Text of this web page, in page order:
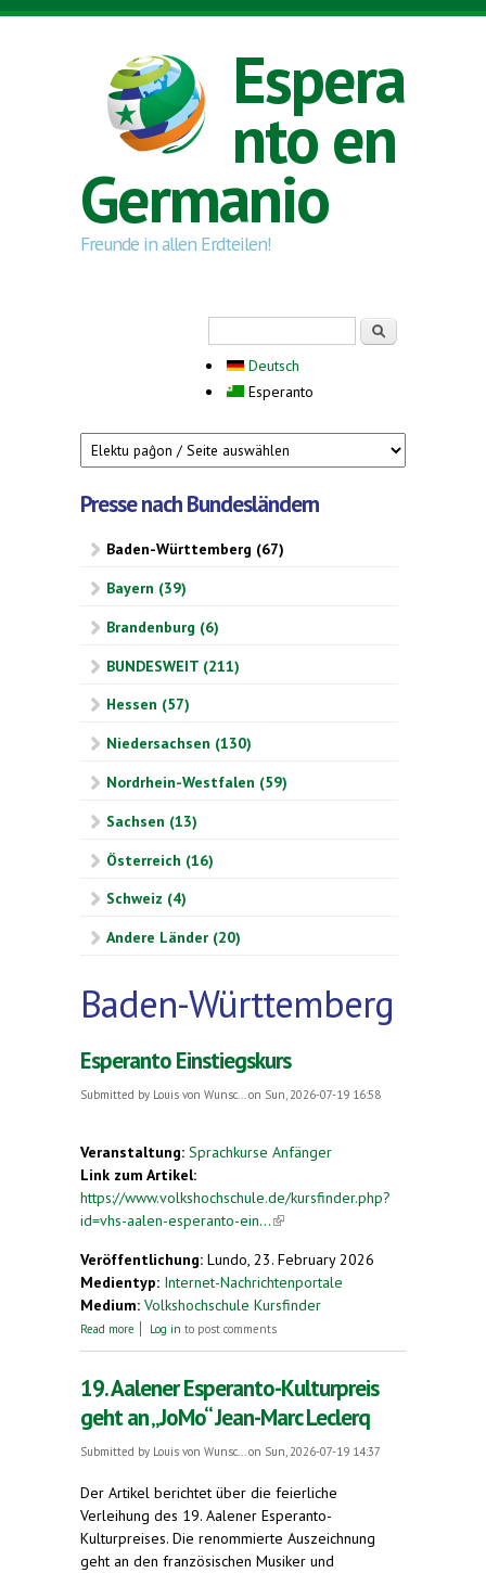
Skip to main content
Espera
nto en
Germanio
Freunde in allen Erdteilen!
Deutsch
Esperanto
Presse nach Bundesländern
Baden-Württemberg (67)
Bayern (39)
Brandenburg (6)
BUNDESWEIT (211)
Hessen (57)
Niedersachsen (130)
Nordrhein-Westfalen (59)
Sachsen (13)
Österreich (16)
Schweiz (4)
Andere Länder (20)
Baden-Württemberg
Esperanto Einstiegskurs
Submitted by Louis von Wunsc...on Sun, 2026-07-19 16:58
Veranstaltung: Sprachkurse Anfänger
Link zum Artikel:
https://www.volkshochschule.de/kursfinder.php?
id=vhs-aalen-esperanto-ein...(link is external)
Veröffentlichung: Lundo, 23. February 2026
Medientyp: Internet-Nachrichtenportale
Medium: Volkshochschule Kursfinder
Read more about Esperanto Einstiegskurs
Log in to post comments
19. Aalener Esperanto-Kulturpreis
geht an „JoMo“ Jean-Marc Leclerq
Submitted by Louis von Wunsc...on Sun, 2026-07-19 14:37
Der Artikel berichtet über die feierliche
Verleihung des 19. Aalener Esperanto-
Kulturpreises. Die renommierte Auszeichnung
geht an den französischen Musiker und